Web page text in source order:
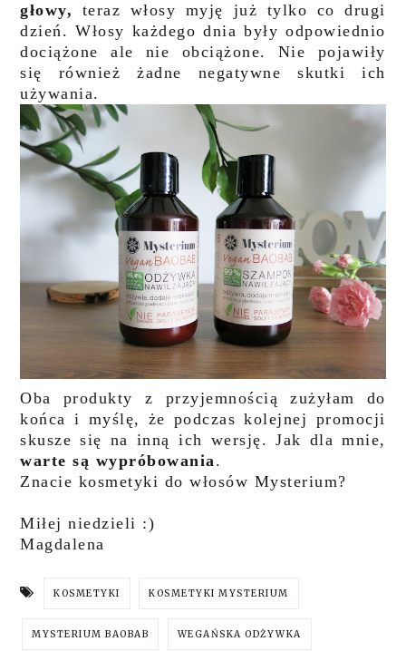
głowy,
teraz włosy myję już tylko co drugi
dzień. Włosy każdego dnia były odpowiednio
dociążone ale nie obciążone. Nie pojawiły
się również żadne negatywne skutki ich
używania.
Oba produkty z przyjemnością zużyłam do
końca i myślę, że podczas kolejnej promocji
skusze się na inną ich wersję. Jak dla mnie,
warte są wypróbowania .
Znacie kosmetyki do włosów Mysterium?
Miłej niedzieli :)
Magdalena
KOSMETYKI KOSMETYKI MYSTERIUM
MYSTERIUM BAOBAB WEGAŃSKA ODŻYWKA